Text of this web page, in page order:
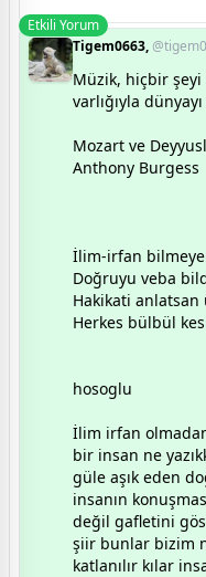
Etkili Yorum
Tigem0663,
Müzik, hiçbir şeyi
varlığıyla
Mozart ve
Anthony Burgess
İlim-irfan
Doğruyu veba
Hakikati
Herkes bülbül
hosoglu
İlim irfan
bir insan ne
güle aşık eden
insanın
değil gafletini
şiir bunlar bizim
katlanılır kılar